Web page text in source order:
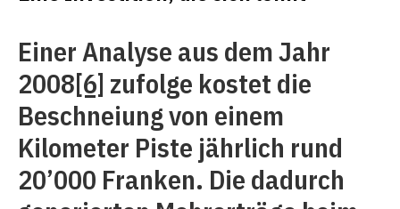
Einer Analyse aus dem Jahr
2008[6] zufolge kostet die
Beschneiung von einem
Kilometer Piste jährlich rund
20’000 Franken. Die dadurch